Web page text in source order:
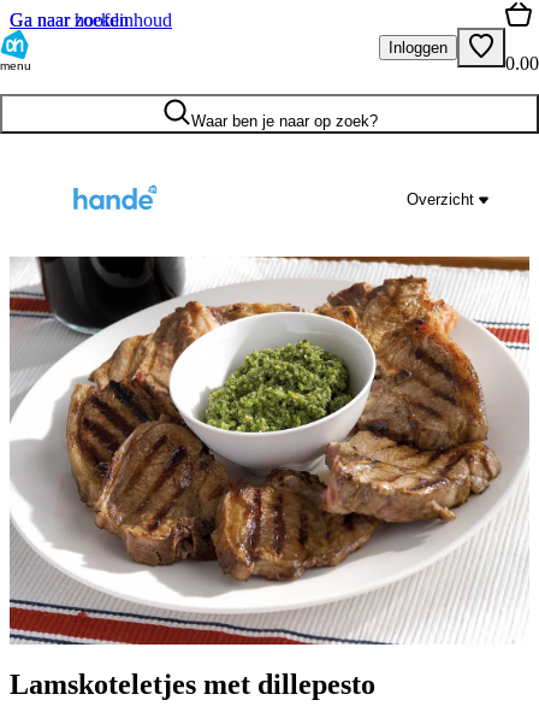
Ga naar hoofdinhoud
Ga naar zoeken
menu
Inloggen
0.00
Waar ben je naar op zoek?
Overzicht
Lamskoteletjes met dillepesto